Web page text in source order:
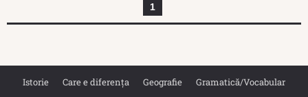
1
Istorie Care e diferența Geografie
Gramatică/Vocabular